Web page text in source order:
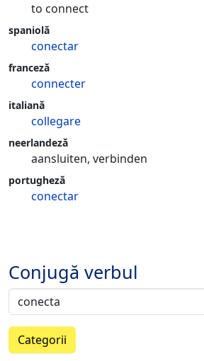
to connect
spaniolă
conectar
franceză
connecter
italiană
collegare
neerlandeză
aansluiten, verbinden
portugheză
conectar
Conjugă verbul
Categorii